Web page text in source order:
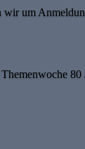
wir um